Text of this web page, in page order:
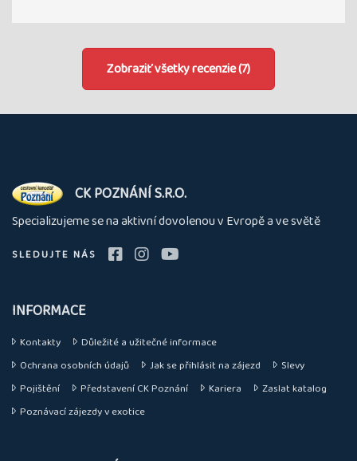
Zobraziť všetky recenzie (7)
O
nás
CK POZNÁNÍ S.R.O.
Specializujeme se na aktivní dovolenou v Evropě a ve světě
SLEDUJTE NÁS
INFORMACE
Kontakty
Důležité a užitečné informace
Ochrana osobních údajů
Jak se přihlásit na zájezd
Slevy
Pojištění
Představení CK Poznání Kariera
Zaslat katalog
Poznávací zájezdy v exotice